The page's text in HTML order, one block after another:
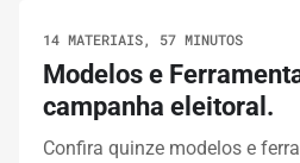
14 MATERIAIS, 57 MINUTOS
Modelos e
campanha eleitoral.
Confira quinze modelos e